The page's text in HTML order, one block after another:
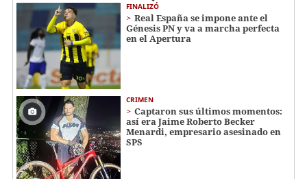
FINALIZÓ
Real España se impone ante el
Génesis PN y va a marcha perfecta
en el Apertura
CRIMEN
Captaron sus últimos momentos:
así era Jaime Roberto Becker
Menardi​​​, empresario asesinado en
SPS